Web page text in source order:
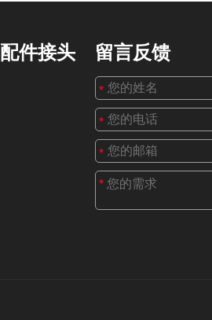
件接头 留言反馈